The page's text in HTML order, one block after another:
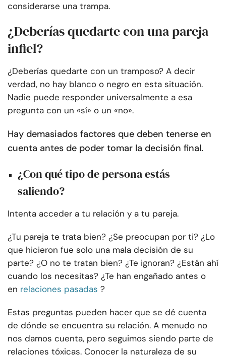
considerarse una trampa.
¿Deberías quedarte con una pareja
infiel?
¿Deberías quedarte con un tramposo? A decir
verdad, no hay blanco o negro en esta situación.
Nadie puede responder universalmente a esa
pregunta con un «sí» o un «no».
Hay demasiados factores que deben tenerse en
cuenta antes de poder tomar la decisión final.
¿Con qué tipo de persona estás
saliendo?
Intenta acceder a tu relación y a tu pareja.
¿Tu pareja te trata bien? ¿Se preocupan por ti? ¿Lo
que hicieron fue solo una mala decisión de su
parte? ¿O no te tratan bien? ¿Te ignoran? ¿Están ahí
cuando los necesitas? ¿Te han engañado antes o
en relaciones pasadas ?
Estas preguntas pueden hacer que se dé cuenta
de dónde se encuentra su relación. A menudo no
nos damos cuenta, pero seguimos siendo parte de
relaciones tóxicas. Conocer la naturaleza de su